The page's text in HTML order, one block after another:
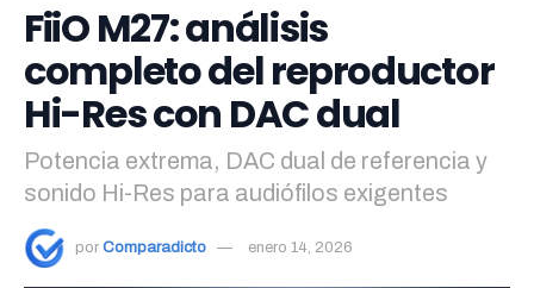
FiiO M27: análisis
completo del reproductor
Hi-Res con DAC dual
Potencia extrema, DAC dual de referencia y
sonido Hi-Res para audiófilos exigentes
por Comparadicto enero 14, 2026